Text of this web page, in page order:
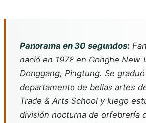
Panorama en 30 segundos:
nació en 1978 en Gonghe New
Donggang, Pingtung. Se
departamento de bellas artes
Trade & Arts School y luego
división nocturna de orfebrería